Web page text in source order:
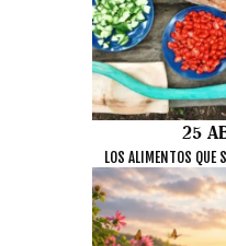
25
LOS ALIMENTOS QUE